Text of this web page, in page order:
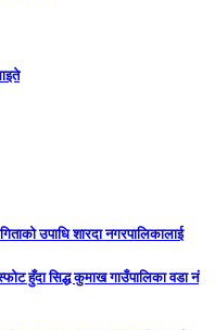
उपाधि शारदा नगरपालिकालाई
हुँदा सिद्ध कुमाख गाउँपालिका वडा नं